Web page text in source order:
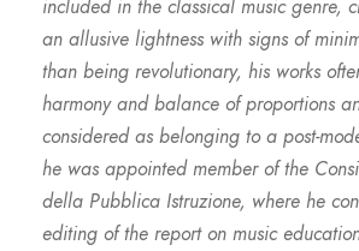
included in the classical music genre,
an allusive lightness with signs of
than being revolutionary, his works
harmony and balance of proportions
considered as belonging to a post-
he was appointed member of the
della Pubblica Istruzione, where he
editing of the report on music